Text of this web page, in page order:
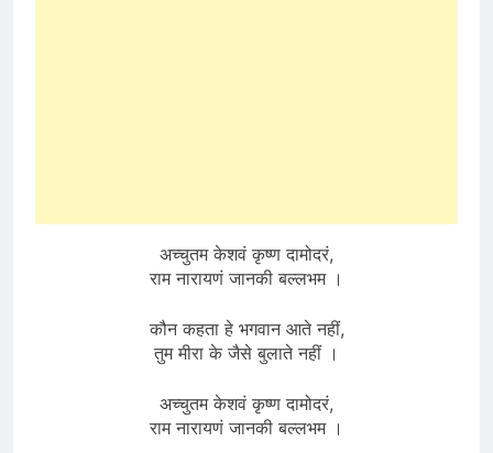
अच्चुतम केशवं कृष्ण दामोदरं,
राम नारायणं जानकी बल्लभम ।
कौन कहता हे भगवान आते नहीं,
तुम मीरा के जैसे बुलाते नहीं ।
अच्चुतम केशवं कृष्ण दामोदरं,
राम नारायणं जानकी बल्लभम ।